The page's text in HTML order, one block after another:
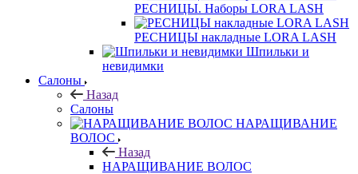
РЕСНИЦЫ. Наборы LORA LASH
РЕСНИЦЫ накладные LORA LASH
Шпильки и
невидимки
Салоны
Назад
Салоны
НАРАЩИВАНИЕ
ВОЛОС
Назад
НАРАЩИВАНИЕ ВОЛОС